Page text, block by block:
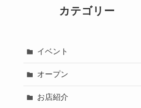
カテゴリー
イベント
オープン
お店紹介